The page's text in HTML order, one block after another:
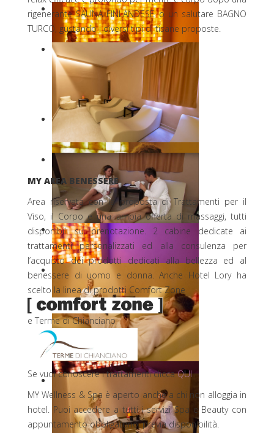
rigenerante SAUNA FINLANDESE o un salutare BAGNO
TURCO, gustando i diversi tipi di tisane proposte.
MY AREA BENESSERE
Area riservata con la proposta di Trattamenti per il
Viso, il Corpo e una ampia offerta di massaggi, tutti
disponibili su prenotazione. 2 cabine dedicate ai
trattamenti personalizzati ed alla consulenza per
l’acquisto dei prodotti dedicati alla bellezza ed al
benessere di uomo e donna. Anche Hotel Lory ha
scelto la linea di prodotti Comfort Zone
e Terme di Chianciano
Se vuoi conoscere i trattamenti cliccaQUI.
MY Wellness & Spa è aperto anche a chi non alloggia in
hotel. Puoi accedere a tutti i servizi Spa e Beauty con
appuntamento obbligatorio, previa disponibilità.